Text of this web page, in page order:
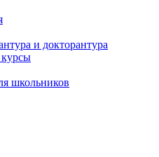
и докторантура
школьников